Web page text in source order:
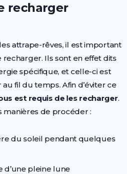
recharger
attrape-rêves, il est important
Ils sont en effet dits
spécifique, et celle-ci est
fil du temps. Afin d’éviter ce
est requis de les recharger.
manières de procéder :
du soleil pendant quelques
d’une pleine lune